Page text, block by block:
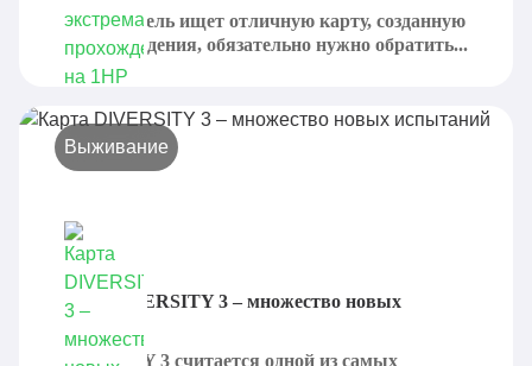
Если читатель ищет отличную карту, созданную
для прохождения, обязательно нужно обратить...
Выживание
Карта DIVERSITY 3 – множество новых
DIVERSITY 3 считается одной из самых